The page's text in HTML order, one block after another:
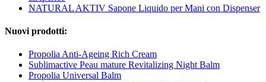
NATURAL AKTIV Sapone Liquido per Mani con Dispenser
Nuovi prodotti:
Propolia Anti-Ageing Rich Cream
Sublimactive Peau mature Revitalizing Night Balm
Propolia Universal Balm